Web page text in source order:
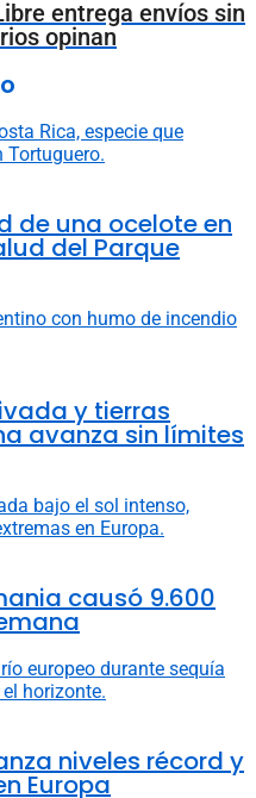
entrega envíos sin
opinan
de una ocelote en
del Parque
y tierras
avanza sin límites
causó 9.600
niveles récord y
Europa